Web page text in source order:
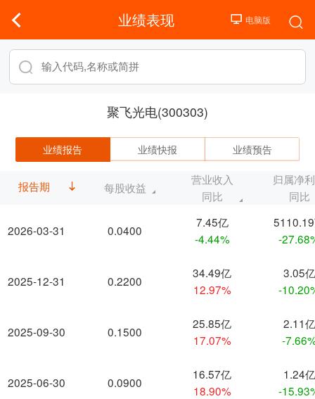
业绩表现
聚飞光电(300303)
业绩报告 业绩快报 业绩预告
报告期
2026-03-31
2025-12-31
2025-09-30
2025-06-30
每股收益
营业收入
同比
归属净
同比
0.0400
7.45亿
-4.44%
-
0.2200
34.49亿
12.97%
3.05亿
-
0.1500
25.85亿
17.07%
2.11亿
-
0.0900
16.57亿
18.90%
1.24亿
-